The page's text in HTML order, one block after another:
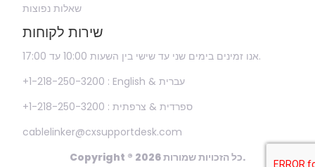
שאלות נפוצות
שירות לקוחות
אנו זמינים בימים שני עד שישי בין השעות 10:00 עד 17:00.
+1-218-250-3200 : English & עברית
+1-218-250-3200 : ספרדית & צרפתית
cablelinker@cxsupportdesk.com
Copyright ® 2026 כל הזכויות שמורות.